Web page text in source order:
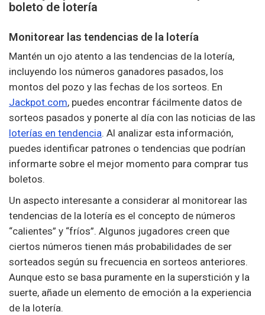
boleto de lotería
Monitorear las tendencias de la lotería
Mantén un ojo atento a las tendencias de la lotería,
incluyendo los números ganadores pasados, los
montos del pozo y las fechas de los sorteos. En
Jackpot.com, puedes encontrar fácilmente datos de
sorteos pasados y ponerte al día con las noticias de las
loterías en tendencia. Al analizar esta información,
puedes identificar patrones o tendencias que podrían
informarte sobre el mejor momento para comprar tus
boletos.
Un aspecto interesante a considerar al monitorear las
tendencias de la lotería es el concepto de números
“calientes” y “fríos”. Algunos jugadores creen que
ciertos números tienen más probabilidades de ser
sorteados según su frecuencia en sorteos anteriores.
Aunque esto se basa puramente en la superstición y la
suerte, añade un elemento de emoción a la experiencia
de la lotería.